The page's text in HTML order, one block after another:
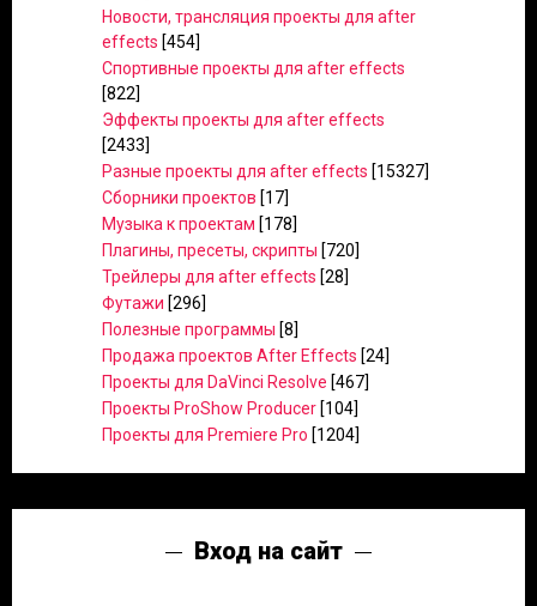
Новости, трансляция проекты для after
effects [454]
Спортивные проекты для after effects
[822]
Эффекты проекты для after effects
[2433]
Разные проекты для after effects [15327]
Сборники проектов [17]
Музыка к проектам [178]
Плагины, пресеты, скрипты [720]
Трейлеры для after effects [28]
Футажи [296]
Полезные программы [8]
Продажа проектов After Effects [24]
Проекты для DaVinci Resolve [467]
Проекты ProShow Producer [104]
Проекты для Premiere Pro [1204]
Вход на сайт